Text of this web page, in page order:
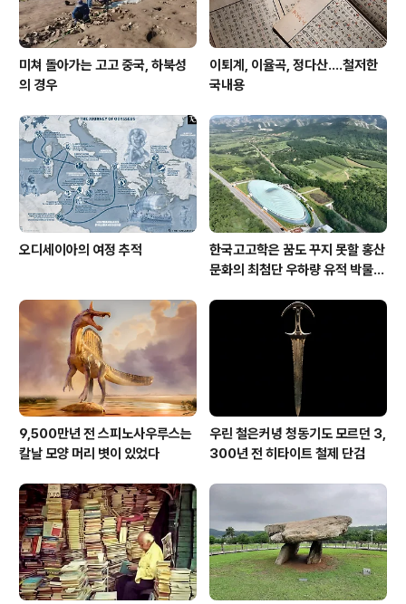
미쳐 돌아가는 고고 중국, 하북성
의 경우
이퇴계, 이율곡, 정다산....철저한
국내용
오디세이아의 여정 추적
한국고고학은 꿈도 꾸지 못할 홍산
문화의 최첨단 우하량 유적 박물관
9,500만년 전 스피노사우루스는
칼날 모양 머리 볏이 있었다
우린 철은커녕 청동기도 모르던 3,
300년 전 히타이트 철제 단검